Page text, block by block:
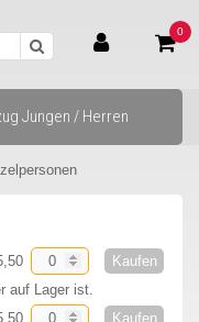
0
Jungen / Herren
Kaufen
auf Lager ist.
Kaufen